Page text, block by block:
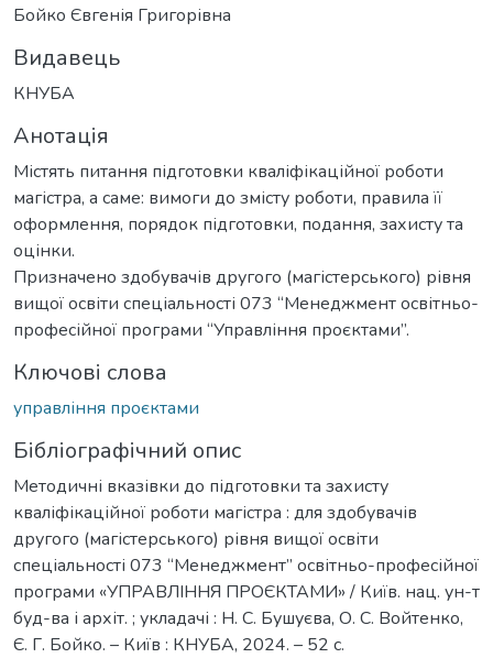
Бойко Євгенія Григорівна
Видавець
КНУБА
Анотація
Містять питання підготовки кваліфікаційної роботи
магістра, а саме: вимоги до змісту роботи, правила її
оформлення, порядок підготовки, подання, захисту та
оцінки.
Призначено здобувачів другого (магістерського) рівня
вищої освіти спеціальності 073 “Менеджмент освітньо-
професійної програми “Управління проєктами”.
Ключові слова
управління проєктами
Бібліографічний опис
Методичні вказівки до підготовки та захисту
кваліфікаційної роботи магістра : для здобувачів
другого (магістерського) рівня вищої освіти
спеціальності 073 “Менеджмент” освітньо-професійної
програми «УПРАВЛІННЯ ПРОЄКТАМИ» / Київ. нац. ун-т
буд-ва і архіт. ; укладачі : Н. С. Бушуєва, О. С. Войтенко,
Є. Г. Бойко. – Київ : КНУБА, 2024. – 52 с.